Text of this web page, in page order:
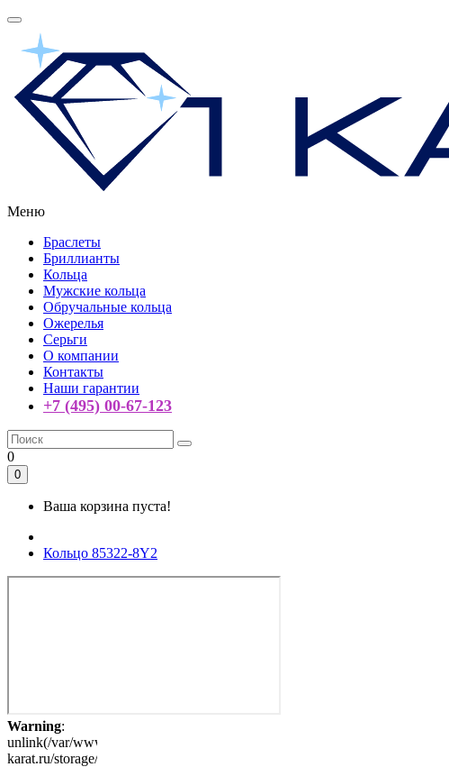
Меню
Браслеты
Бриллианты
Кольца
Мужские кольца
Обручальные кольца
Ожерелья
Серьги
О компании
Контакты
Наши гарантии
+7 (495) 00-67-123
0
0
Ваша корзина пуста!
Кольцо 85322-8Y2